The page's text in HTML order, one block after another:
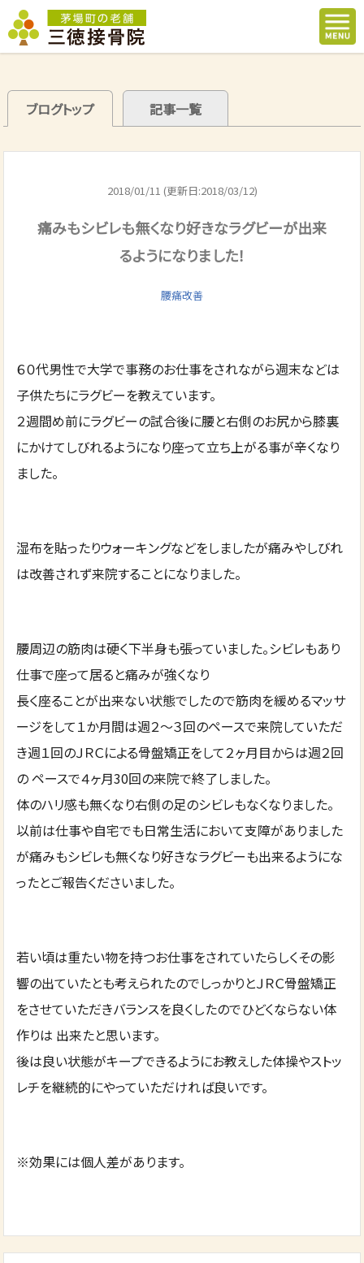
ブログトップ 記事一覧
2018/01/11 (更新日:2018/03/12)
痛みもシビレも無くなり好きなラグビーが出来
るようになりました！
腰痛改善
６０代男性で大学で事務のお仕事をされながら週末などは
子供たちにラグビーを教えています。
２週間め前にラグビーの試合後に腰と右側のお尻から膝裏
にかけてしびれるようになり座って立ち上がる事が辛くなり
ました。
湿布を貼ったりウォーキングなどをしましたが痛みやしびれ
は改善されず来院することになりました。
腰周辺の筋肉は硬く下半身も張っていました。シビレもあり
仕事で座って居ると痛みが強くなり
長く座ることが出来ない状態でしたので筋肉を緩めるマッサ
ージをして１か月間は週２～３回のペースで来院していただ
き週１回のＪＲＣによる骨盤矯正をして２ヶ月目からは週２回
の ペースで４ヶ月30回の来院で終了しました。
体のハリ感も無くなり右側の足のシビレもなくなりました。
以前は仕事や自宅でも日常生活において支障がありました
が痛みもシビレも無くなり好きなラグビーも出来るようにな
ったとご報告くださいました。
若い頃は重たい物を持つお仕事をされていたらしくその影
響の出ていたとも考えられたのでしっかりとＪＲＣ骨盤矯正
をさせていただきバランスを良くしたのでひどくならない体
作りは 出来たと思います。
後は良い状態がキープできるようにお教えした体操やストッ
レチを継続的にやっていただければ良いです。
※効果には個人差があります。